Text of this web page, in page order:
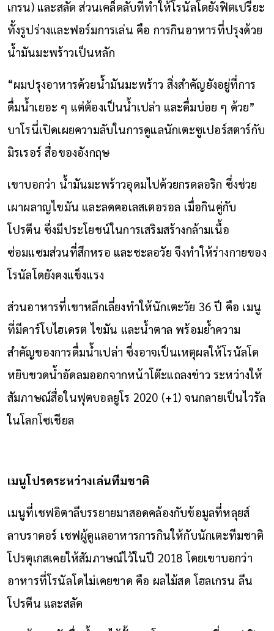
เกรน) และสลัด ส่วนเคล็ดลับที่ทำให้โรนัลโดยังฟิตเปรี๊ยะ
ทั้งรูปร่างและฟอร์มการเล่น คือ การกินอาหารที่ปรุงด้วย
น้ำมันมะพร้าวเป็นหลัก
“ผมปรุงอาหารด้วยน้ำมันมะพร้าว สิ่งสำคัญยังอยู่ที่การ
ดื่มน้ำเยอะ ๆ แต่ต้องเป็นน้ำเปล่า และดื่มบ่อย ๆ ด้วย”
บาโรนี่เปิดเผยความลับในการดูแลนักเตะซูเปอร์สตาร์กับ
มิรเรอร์ สื่อของอังกฤษ
เขาบอกว่า น้ำมันมะพร้าวอุดมไปด้วยกรดลอริก ซึ่งช่วย
เผาผลาญไขมัน และลดคอเลสเตอรอล เมื่อกินคู่กับ
โปรตีน ซึ่งมีประโยชน์ในการเสริมสร้างกล้ามเนื้อ
ซ่อมแซมส่วนที่สึกหรอ และชะลอวัย จึงทำให้ร่างกายของ
โรนัลโดยังคงแข็งแรง
ส่วนอาหารที่เขาหลีกเลี่ยงทำให้นักเตะวัย 36 ปี คือ เมนู
ที่มีคาร์โบไฮเดรต ไขมัน และน้ำตาล พร้อมย้ำความ
สำคัญของการดื่มน้ำเปล่า ซึ่งอาจเป็นเหตุผลให้โรนัลโด
หยิบขวดน้ำอัดลมออกจากหน้าโต๊ะแถลงข่าว ระหว่างให้
สัมภาษณ์สื่อในฟุตบอลยูโร 2020 (+1) จนกลายเป็นไวรัล
ในโลกโซเชียล
เมนูโปรดระหว่างเล่นทีมชาติ
เมนูที่เชฟอิตาลีบรรยายมาสอดคล้องกับข้อมูลที่หลุยส์
ลาบราดอร์ เชฟผู้ดูแลอาหารการกินให้กับนักเตะทีมชาติ
โปรตุเกสเคยให้สัมภาษณ์ไว้ในปี 2018 โดยเขาบอกว่า
อาหารที่โรนัลโดไม่เคยขาด คือ ผลไม้สด โฮลเกรน ลีน
โปรตีน และสลัด